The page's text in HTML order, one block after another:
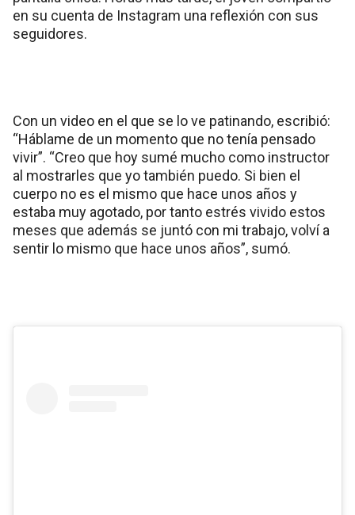
en su cuenta de Instagram una reflexión con sus
seguidores.
Con un video en el que se lo ve patinando, escribió:
“Háblame de un momento que no tenía pensado
vivir”. “Creo que hoy sumé mucho como instructor
al mostrarles que yo también puedo. Si bien el
cuerpo no es el mismo que hace unos años y
estaba muy agotado, por tanto estrés vivido estos
meses que además se juntó con mi trabajo, volví a
sentir lo mismo que hace unos años”, sumó.